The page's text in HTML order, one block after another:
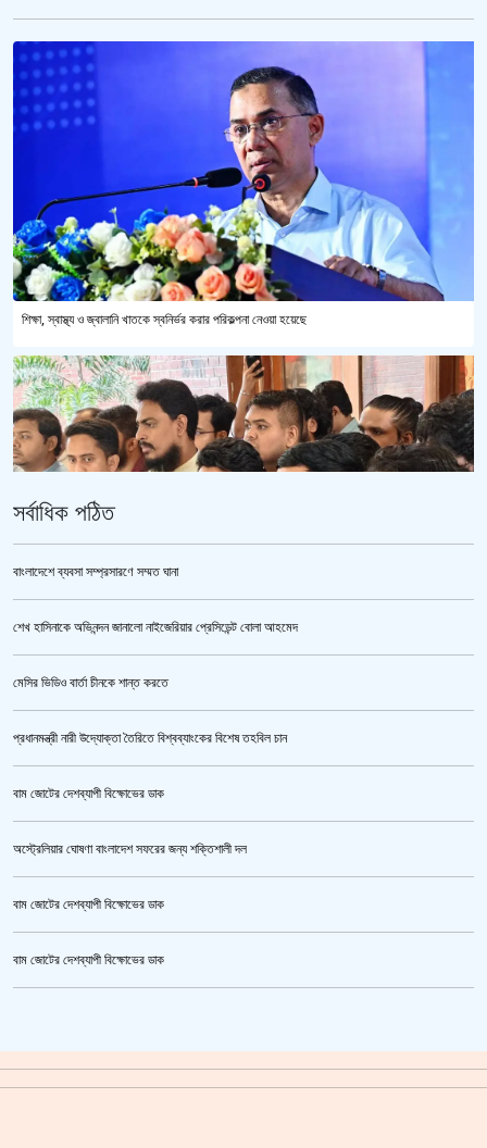
শিক্ষা, স্বাস্থ্য ও জ্বালানি খাতকে স্বনির্ভর করার পরিকল্পনা নেওয়া হয়েছে
ভারতকে ভয় পেয়েই কি ফেলানী ও মোদিবিরোধী আন্দোলনের ছবি সরানো হয়েছে?’
সর্বাধিক পঠিত
বাংলাদেশে ব্যবসা সম্প্রসারণে সম্মত ঘানা
শেখ হাসিনাকে অভিনন্দন জানালো নাইজেরিয়ার প্রেসিডেন্ট বোলা আহমেদ
মেসির ভিডিও বার্তা চীনকে শান্ত করতে
প্রধানমন্ত্রী নারী উদ্যোক্তা তৈরিতে বিশ্বব্যাংকের বিশেষ তহবিল চান
বাম জোটের দেশব্যাপী বিক্ষোভের ডাক
অস্ট্রেলিয়ার ঘোষণা বাংলাদেশ সফরের জন্য শক্তিশালী দল
বাম জোটের দেশব্যাপী বিক্ষোভের ডাক
বাম জোটের দেশব্যাপী বিক্ষোভের ডাক
গাজীপুর মহাসড়ক অবরোধ,সিটি করপোরেশনের গাড়ি চাপায় শ্রমিক নিহত